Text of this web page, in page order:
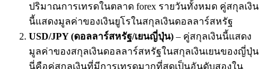
ปริมาณการเทรดในตลาด forex รายวันทั้งหมด คู่สกุลเงิน
นี้แสดงมูลค่าของเงินยูโรในสกุลเงินดอลลาร์สหรัฐ
USD/JPY (ดอลลาร์สหรัฐ/เยนญี่ปุ่น) – คู่สกุลเงินนี้แสดง
มูลค่าของสกุลเงินดอลลาร์สหรัฐในสกุลเงินเยนของญี่ปุ่น
นี่คือคู่สกุลเงินที่มีการเทรดมากที่สุดเป็นอันดับสองใน